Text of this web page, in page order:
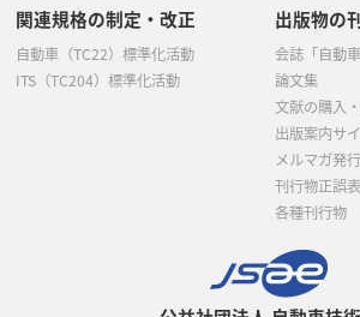
関連規格の制定・改正
自動車（TC22）標準化活動
ITS（TC204）標準化活動
出版物の
会誌「自動
論文集
文献の購入
出版案内サ
メルマガ発行
刊行物正誤表
各種刊行物